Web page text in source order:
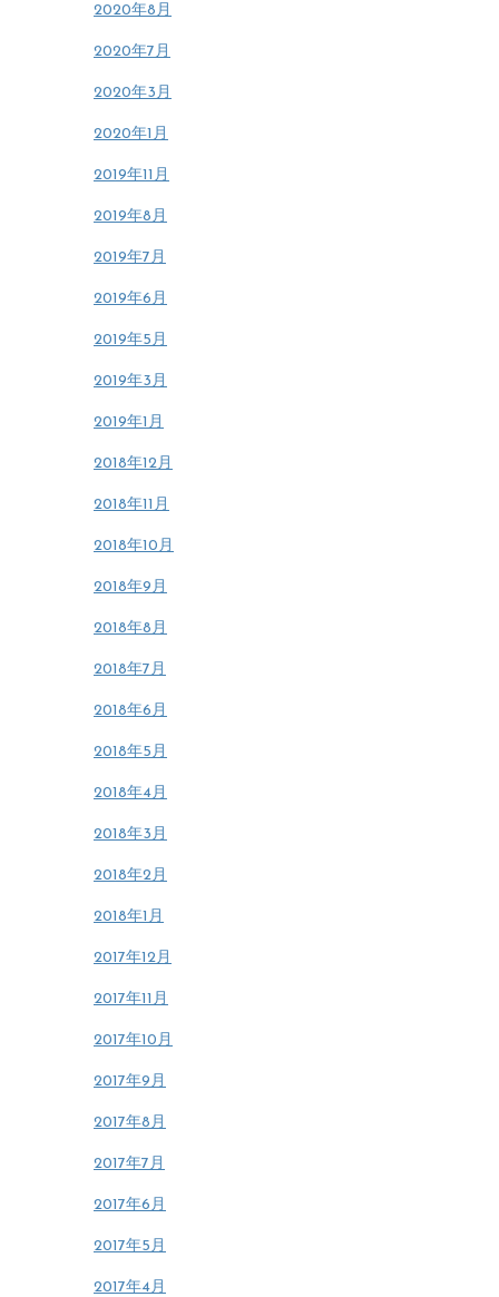
2020年8月
2020年7月
2020年3月
2020年1月
2019年11月
2019年8月
2019年7月
2019年6月
2019年5月
2019年3月
2019年1月
2018年12月
2018年11月
2018年10月
2018年9月
2018年8月
2018年7月
2018年6月
2018年5月
2018年4月
2018年3月
2018年2月
2018年1月
2017年12月
2017年11月
2017年10月
2017年9月
2017年8月
2017年7月
2017年6月
2017年5月
2017年4月